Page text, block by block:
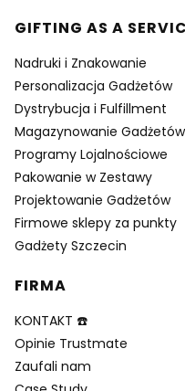
GIFTING AS A
Nadruki i Znakowanie
Personalizacja Gadżetów
Dystrybucja i Fulfillment
Magazynowanie Gadżetów
Programy Lojalnościowe
Pakowanie w Zestawy
Projektowanie Gadżetów
Firmowe sklepy za punkty
Gadżety Szczecin
FIRMA
KONTAKT ☎️
Opinie Trustmate
Zaufali nam